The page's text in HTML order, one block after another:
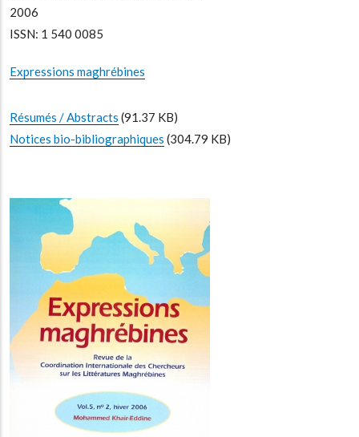
2006
ISSN: 1 540 0085
Expressions maghrébines
Résumés / Abstracts (91.37 KB)
Notices bio-bibliographiques (304.79 KB)